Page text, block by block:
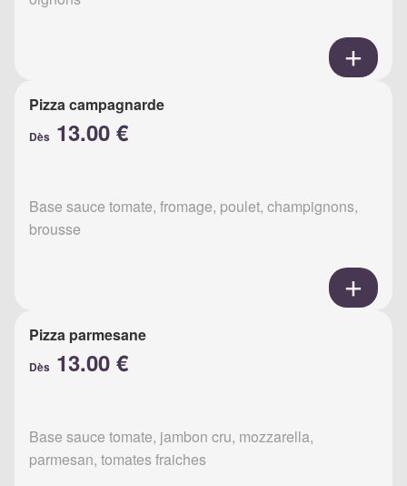
Pizza campagnarde
Dès 13.00 €
Base sauce tomate, fromage, poulet, champignons,
brousse
Pizza parmesane
Dès 13.00 €
Base sauce tomate, jambon cru, mozzarella,
parmesan, tomates fraiches